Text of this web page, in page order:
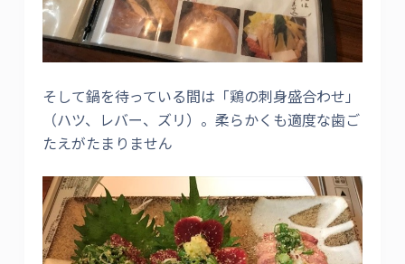
そして鍋を待っている間は「鶏の刺身盛合わせ」
（ハツ、レバー、ズリ）。柔らかくも適度な歯ご
たえがたまりません